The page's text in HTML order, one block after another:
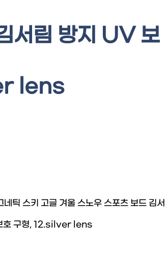
서림 방지 UV 보
lens
틱 스키 고글 겨울 스노우 스포츠 보드 김서
호 구형, 12.silver lens